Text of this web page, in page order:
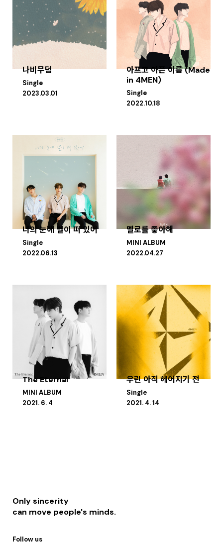
나비무덤
Single
2023.03.01
아프고 아픈 이름 (Made
in 4MEN)
Single
2022.10.18
너의 눈에 별이 떠 있어
Single
2022.06.13
멜로를 좋아해
MINI ALBUM
2022.04.27
The Eternal
MINI ALBUM
2021. 6. 4
우린 아직 헤어지기 전
Single
2021. 4. 14
Only sincerity
can move people's minds.
Follow us